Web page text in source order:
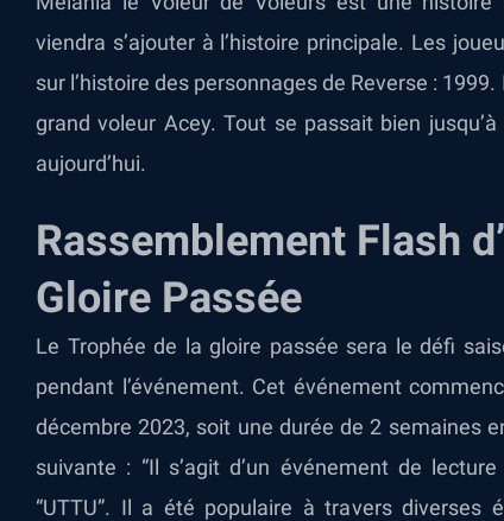
viendra s’ajouter à l’histoire principale. Les
sur l’histoire des personnages de Reverse :
grand voleur Acey. Tout se passait bien
aujourd’hui.
Rassemblement Flash
Gloire Passée
Le Trophée de la gloire passée sera le défi
pendant l’événement. Cet événement
décembre 2023, soit une durée de 2 semaines
suivante : “Il s’agit d’un événement de
“UTTU”. Il a été populaire à travers diverses